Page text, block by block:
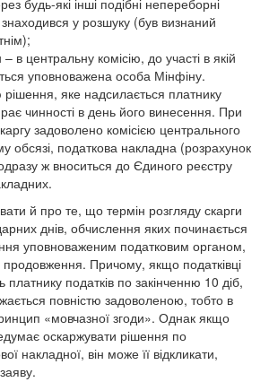
будь-які інші подібні непереборні
у розшуку (був визнаний
в центральну комісію, до участі в якій
уповноважена особа Мінфіну.
яке надсилається платнику
чинності в день його винесення. При
задоволено комісією центрального
обсязі, податкова накладна (розрахунок
ж вноситься до Єдиного реєстру
й про те, що термін розгляду скарги
днів, обчислення яких починається
уповноваженим податковим органом,
продовження. Причому, якщо податківці
платнику податків по закінченню 10 діб,
повністю задоволеною, тобто в
«мовчазної згоди». Однак якщо
оскаржувати рішення по
накладної, він може її відкликати,